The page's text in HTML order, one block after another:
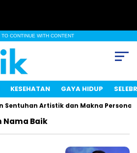
CONTINUE WITH CONTENT
KESEHATAN GAYA HIDUP
Artistik dan Makna Personal
Nama Baik